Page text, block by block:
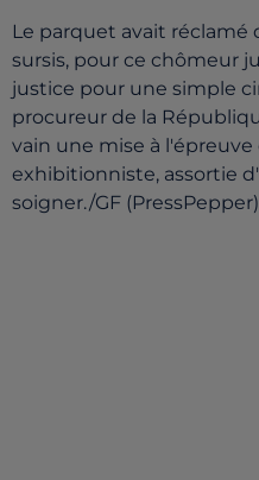
Le parquet avait réclamé
sursis, pour ce chômeur
justice pour une simple
procureur de la
vain une mise à
exhibitionniste, assortie
soigner./GF (PressPepper)